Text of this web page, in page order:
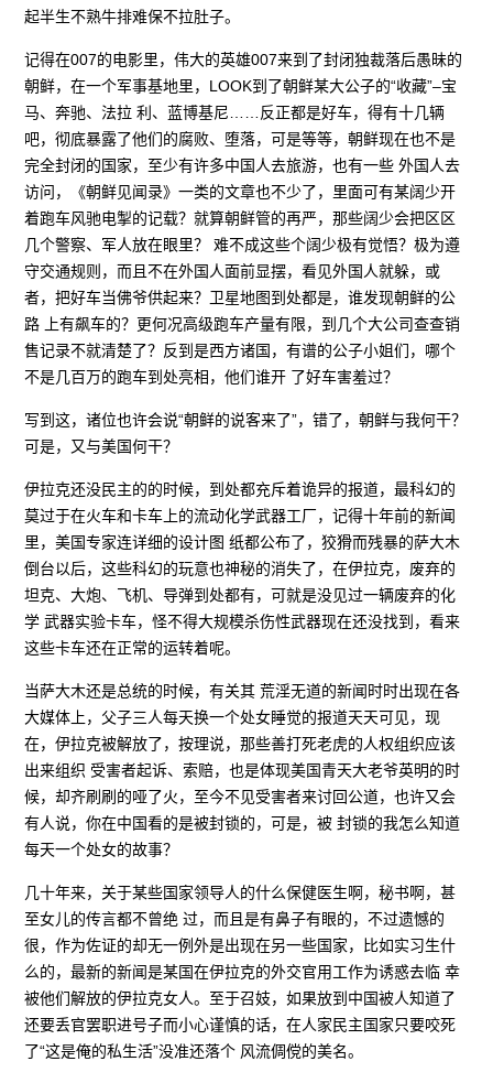
起半生不熟牛排难保不拉肚子。
记得在007的电影里，伟大的英雄007来到了封闭独裁落后愚昧的
朝鲜，在一个军事基地里，LOOK到了朝鲜某大公子的“收藏”–宝
马、奔驰、法拉 利、蓝博基尼……反正都是好车，得有十几辆
吧，彻底暴露了他们的腐败、堕落，可是等等，朝鲜现在也不是
完全封闭的国家，至少有许多中国人去旅游，也有一些 外国人去
访问，《朝鲜见闻录》一类的文章也不少了，里面可有某阔少开
着跑车风驰电掣的记载？就算朝鲜管的再严，那些阔少会把区区
几个警察、军人放在眼里？ 难不成这些个阔少极有觉悟？极为遵
守交通规则，而且不在外国人面前显摆，看见外国人就躲，或
者，把好车当佛爷供起来？卫星地图到处都是，谁发现朝鲜的公
路 上有飙车的？更何况高级跑车产量有限，到几个大公司查查销
售记录不就清楚了？反到是西方诸国，有谱的公子小姐们，哪个
不是几百万的跑车到处亮相，他们谁开 了好车害羞过？
写到这，诸位也许会说“朝鲜的说客来了”，错了，朝鲜与我何干？
可是，又与美国何干？
伊拉克还没民主的的时候，到处都充斥着诡异的报道，最科幻的
莫过于在火车和卡车上的流动化学武器工厂，记得十年前的新闻
里，美国专家连详细的设计图 纸都公布了，狡猾而残暴的萨大木
倒台以后，这些科幻的玩意也神秘的消失了，在伊拉克，废弃的
坦克、大炮、飞机、导弹到处都有，可就是没见过一辆废弃的化
学 武器实验卡车，怪不得大规模杀伤性武器现在还没找到，看来
这些卡车还在正常的运转着呢。
当萨大木还是总统的时候，有关其 荒淫无道的新闻时时出现在各
大媒体上，父子三人每天换一个处女睡觉的报道天天可见，现
在，伊拉克被解放了，按理说，那些善打死老虎的人权组织应该
出来组织 受害者起诉、索赔，也是体现美国青天大老爷英明的时
候，却齐刷刷的哑了火，至今不见受害者来讨回公道，也许又会
有人说，你在中国看的是被封锁的，可是，被 封锁的我怎么知道
每天一个处女的故事？
几十年来，关于某些国家领导人的什么保健医生啊，秘书啊，甚
至女儿的传言都不曾绝 过，而且是有鼻子有眼的，不过遗憾的
很，作为佐证的却无一例外是出现在另一些国家，比如实习生什
么的，最新的新闻是某国在伊拉克的外交官用工作为诱惑去临 幸
被他们解放的伊拉克女人。至于召妓，如果放到中国被人知道了
还要丢官罢职进号子而小心谨慎的话，在人家民主国家只要咬死
了“这是俺的私生活”没准还落个 风流倜傥的美名。